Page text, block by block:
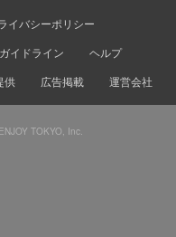
イバシーポリシー
イドライン
ヘルプ
供 広告掲載 運営会社
TOKYO, Inc.